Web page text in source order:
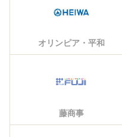
オリンピア・平和
藤商事